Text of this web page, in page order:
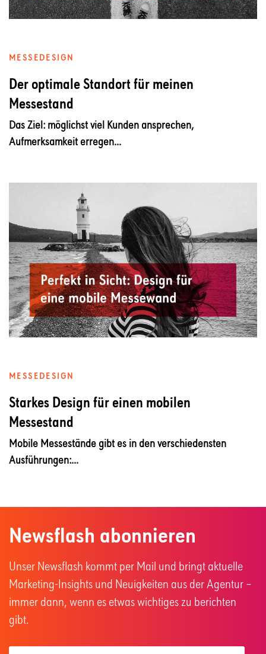
MESSEDESIGN
Der optimale Standort für meinen
Messestand
Das Ziel: möglichst viel Kunden ansprechen,
Aufmerksamkeit erregen...
MESSEDESIGN
Starkes Design für einen mobilen
Messestand
Mobile Messestände gibt es in den verschiedensten
Ausführungen:...
Newsflash abonnieren
Unser Newsflash kommt per Mail und bringt aktuelle
Marketing-Insights und Neuigkeiten aus der Agentur –
immer dann, wenn es etwas wichtiges zu berichten
gibt.